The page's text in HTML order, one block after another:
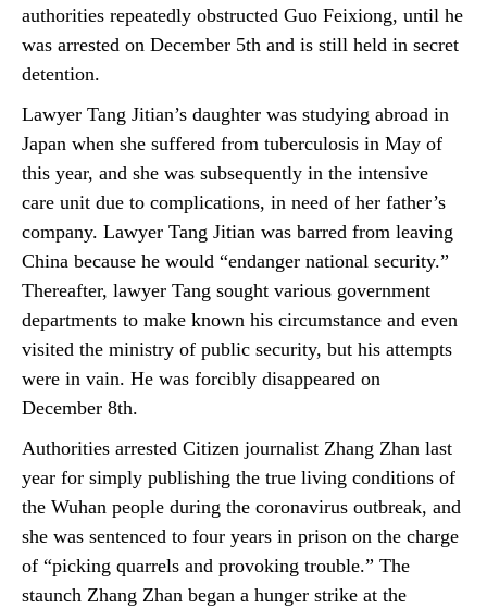
authorities repeatedly obstructed Guo Feixiong, until he
was arrested on December 5th and is still held in secret
detention.
Lawyer Tang Jitian’s daughter was studying abroad in
Japan when she suffered from tuberculosis in May of
this year, and she was subsequently in the intensive
care unit due to complications, in need of her father’s
company. Lawyer Tang Jitian was barred from leaving
China because he would “endanger national security.”
Thereafter, lawyer Tang sought various government
departments to make known his circumstance and even
visited the ministry of public security, but his attempts
were in vain. He was forcibly disappeared on
December 8th.
Authorities arrested Citizen journalist Zhang Zhan last
year for simply publishing the true living conditions of
the Wuhan people during the coronavirus outbreak, and
she was sentenced to four years in prison on the charge
of “picking quarrels and provoking trouble.” The
staunch Zhang Zhan began a hunger strike at the